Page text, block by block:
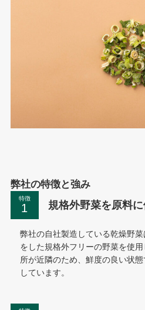
弊社の特徴と強み
特徴
規格外野菜を原料に
弊社の自社製造している乾燥野
をした規格外フリーの野菜を使
所が近隣のため、鮮度の良い状
しています。